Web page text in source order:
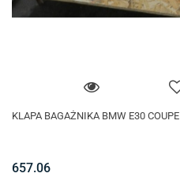
KLAPA BAGAŻNIKA BMW E30 COUPE
657.06